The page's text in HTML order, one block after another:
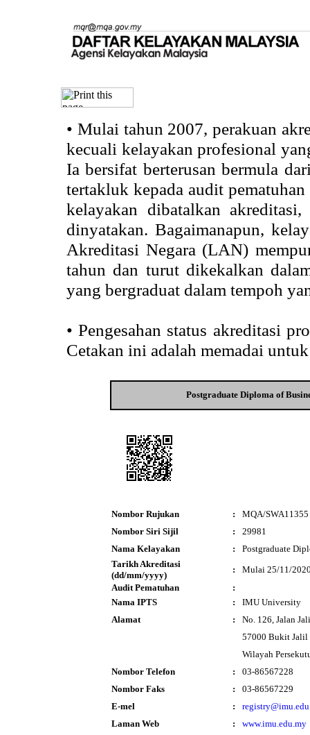
• Mulai tahun 2007, perakuan
kecuali kelayakan profesional
Ia bersifat berterusan bermula
tertakluk kepada audit
kelayakan dibatalkan
dinyatakan. Bagaimanapun,
Akreditasi Negara (LAN)
tahun dan turut dikekalkan
yang bergraduat dalam tempoh
• Pengesahan status akreditasi
Cetakan ini adalah memadai
Postgraduate Diploma of
Nombor Rujukan :
MQA/SWA11355
Nombor Siri Sijil
:
29981
Nama Kelayakan
:
Postgraduate
Tarikh Akreditasi
(dd/mm/yyyy)
:
Mulai 25/11/
Audit Pematuhan
:
Nama IPTS
:
IMU University
Alamat
:
No. 126, Jalan
57000 Bukit Jalil
Wilayah
Nombor Telefon
:
03-86567228
Nombor Faks
:
03-86567229
E-mel
:
Laman Web
:
www.imu.edu.my